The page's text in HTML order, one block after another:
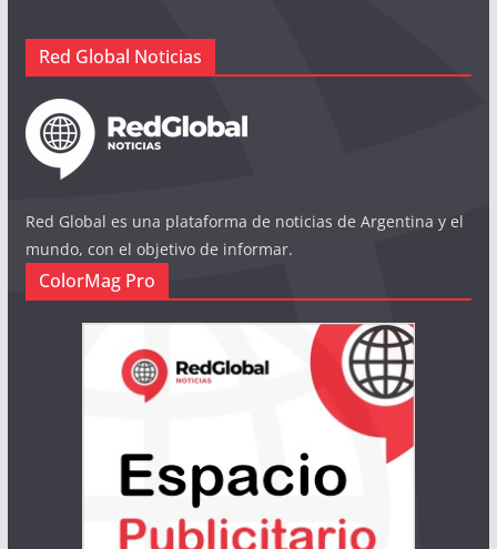
Red Global Noticias
Red Global es una plataforma de noticias de Argentina y el
mundo, con el objetivo de informar.
ColorMag Pro